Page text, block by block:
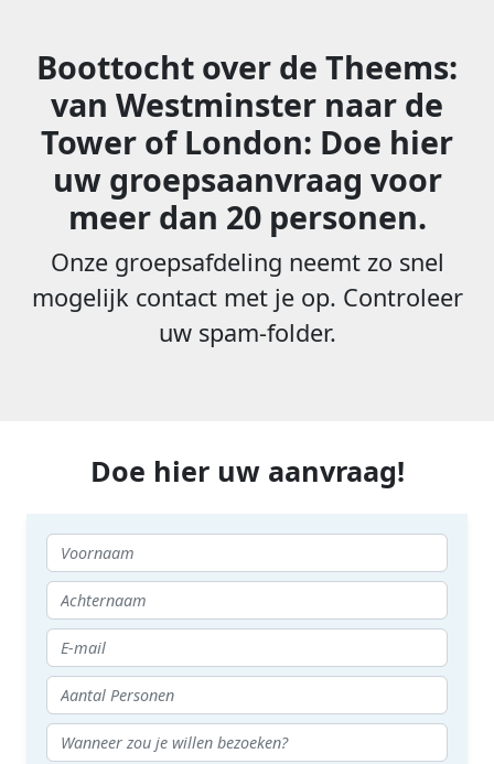
Boottocht over de Theems:
van Westminster naar de
Tower of London: Doe hier
uw groepsaanvraag voor
meer dan 20 personen.
Onze groepsafdeling neemt zo snel
mogelijk contact met je op. Controleer
uw spam-folder.
Doe hier uw aanvraag!